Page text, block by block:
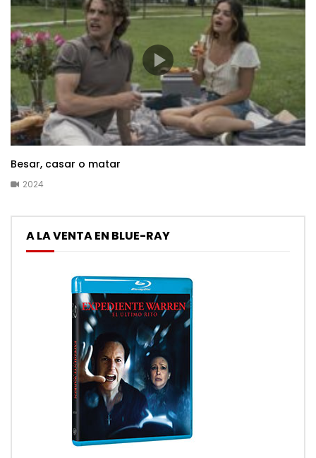
Besar, casar o matar
2024
A LA VENTA EN BLUE-RAY